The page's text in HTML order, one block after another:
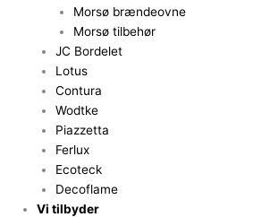
Morsø brændeovne
Morsø tilbehør
JC Bordelet
Lotus
Contura
Wodtke
Piazzetta
Ferlux
Ecoteck
Decoflame
Vi tilbyder